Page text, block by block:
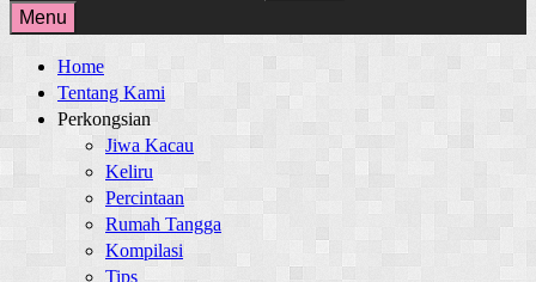
for:
Menu
Home
Tentang Kami
Perkongsian
Jiwa Kacau
Keliru
Percintaan
Rumah Tangga
Kompilasi
Tips